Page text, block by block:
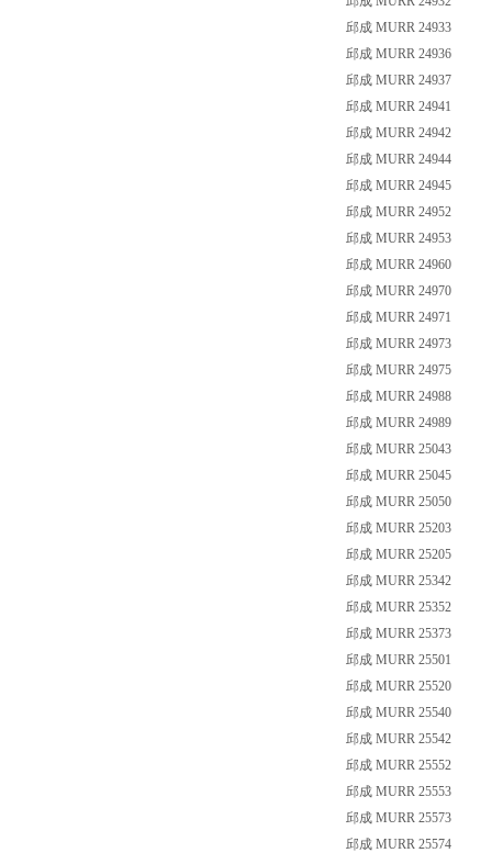
邱成 MURR 24933
邱成 MURR 24936
邱成 MURR 24937
邱成 MURR 24941
邱成 MURR 24942
邱成 MURR 24944
邱成 MURR 24945
邱成 MURR 24952
邱成 MURR 24953
邱成 MURR 24960
邱成 MURR 24970
邱成 MURR 24971
邱成 MURR 24973
邱成 MURR 24975
邱成 MURR 24988
邱成 MURR 24989
邱成 MURR 25043
邱成 MURR 25045
邱成 MURR 25050
邱成 MURR 25203
邱成 MURR 25205
邱成 MURR 25342
邱成 MURR 25352
邱成 MURR 25373
邱成 MURR 25501
邱成 MURR 25520
邱成 MURR 25540
邱成 MURR 25542
邱成 MURR 25552
邱成 MURR 25553
邱成 MURR 25573
邱成 MURR 25574